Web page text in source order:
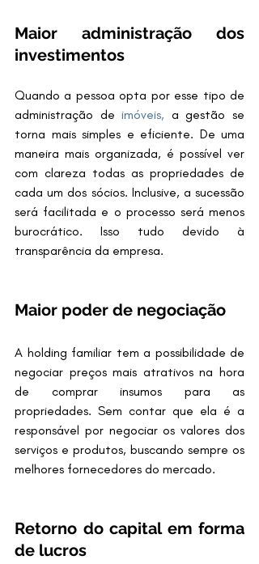
Maior administração dos
investimentos
Quando a pessoa opta por esse tipo de
administração de imóveis, a gestão se
torna mais simples e eficiente. De uma
maneira mais organizada, é possível ver
com clareza todas as propriedades de
cada um dos sócios. Inclusive, a sucessão
será facilitada e o processo será menos
burocrático. Isso tudo devido à
transparência da empresa.
Maior poder de negociação
A holding familiar tem a possibilidade de
negociar preços mais atrativos na hora
de comprar insumos para as
propriedades. Sem contar que ela é a
responsável por negociar os valores dos
serviços e produtos, buscando sempre os
melhores fornecedores do mercado.
Retorno do capital em forma
de lucros